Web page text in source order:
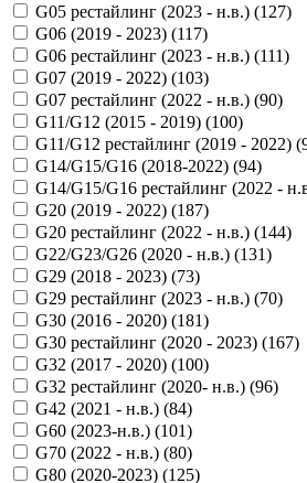
G05 рестайлинг (2023 - н.в.) (127)
G06 (2019 - 2023) (117)
G06 рестайлинг (2023 - н.в.) (111)
G07 (2019 - 2022) (103)
G07 рестайлинг (2022 - н.в.) (90)
G11/G12 (2015 - 2019) (100)
G11/G12 рестайлинг (2019 - 2022) (
G14/G15/G16 (2018-2022) (94)
G14/G15/G16 рестайлинг (2022 -
G20 (2019 - 2022) (187)
G20 рестайлинг (2022 - н.в.) (144)
G22/G23/G26 (2020 - н.в.) (131)
G29 (2018 - 2023) (73)
G29 рестайлинг (2023 - н.в.) (70)
G30 (2016 - 2020) (181)
G30 рестайлинг (2020 - 2023) (167)
G32 (2017 - 2020) (100)
G32 рестайлинг (2020- н.в.) (96)
G42 (2021 - н.в.) (84)
G60 (2023-н.в.) (101)
G70 (2022 - н.в.) (80)
G80 (2020-2023) (125)